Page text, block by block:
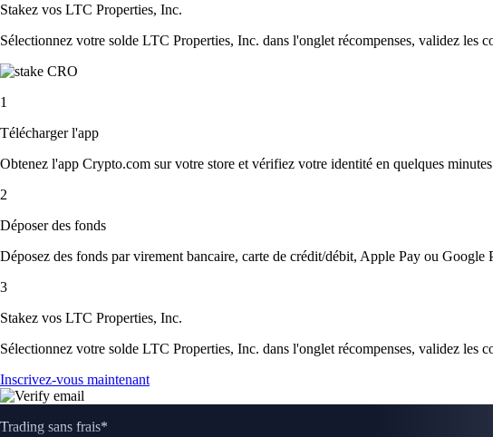
Stakez vos LTC Properties, Inc.
Sélectionnez votre solde LTC Properties, Inc. dans l'onglet récompenses, validez
1
Télécharger l'app
Obtenez l'app Crypto.com sur votre store et vérifiez votre identité en quelques
2
Déposer des fonds
Déposez des fonds par virement bancaire, carte de crédit/débit, Apple Pay ou
3
Stakez vos LTC Properties, Inc.
Sélectionnez votre solde LTC Properties, Inc. dans l'onglet récompenses, validez
Inscrivez-vous maintenant
Trading sans frais*